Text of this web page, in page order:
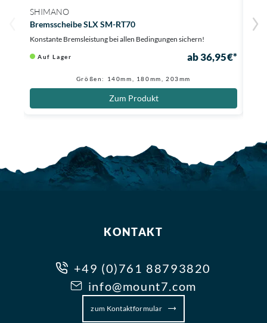
SHIMANO
Bremsscheibe SLX SM-RT70
Konstante Bremsleistung bei allen Bedingungen sichern!
Auf Lager ab 36,95 €*
Größen: 140mm, 180mm, 203mm
Zum Produkt
KONTAKT
+49 (0)761 88793820
info@mount7.com
zum Kontaktformular